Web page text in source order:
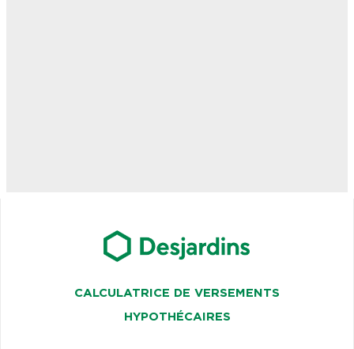
CALCULATRICE DE VERSEMENTS
HYPOTHÉCAIRES